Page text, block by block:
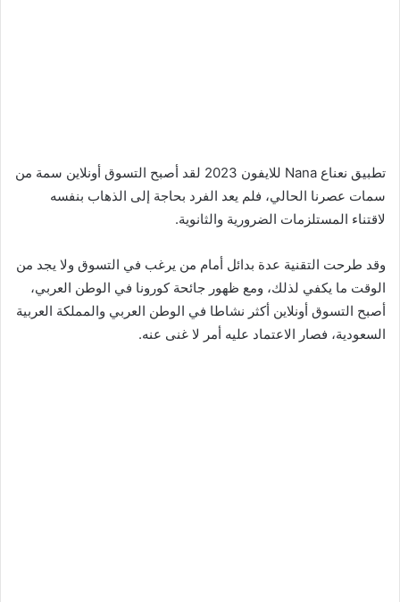
تطبيق نعناع Nana للايفون 2023 لقد أصبح التسوق أونلاين سمة من
سمات عصرنا الحالي، فلم يعد الفرد بحاجة إلى الذهاب بنفسه
لاقتناء المستلزمات الضرورية والثانوية.
وقد طرحت التقنية عدة بدائل أمام من يرغب في التسوق ولا يجد من
الوقت ما يكفي لذلك، ومع ظهور جائحة كورونا في الوطن العربي،
أصبح التسوق أونلاين أكثر نشاطا في الوطن العربي والمملكة العربية
السعودية، فصار الاعتماد عليه أمر لا غنى عنه.